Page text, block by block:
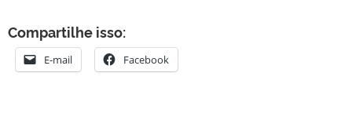
Compartilhe isso:
E-mail Facebook